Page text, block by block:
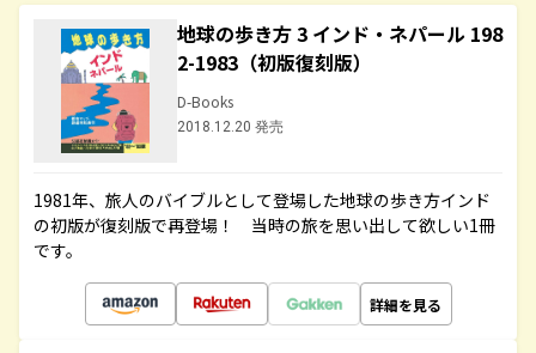
地球の歩き方 3 インド・ネパール 198
2-1983（初版復刻版）
D-Books
2018.12.20 発売
1981年、旅人のバイブルとして登場した地球の歩き方インド
の初版が復刻版で再登場！ 当時の旅を思い出して欲しい1冊
です。
詳細を見る